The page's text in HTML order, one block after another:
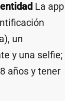
La app
un
y una selfie;
años y tener